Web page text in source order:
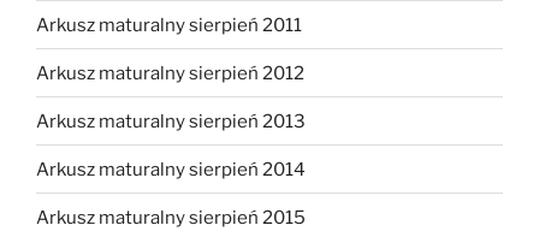
Arkusz maturalny sierpień 2011
Arkusz maturalny sierpień 2012
Arkusz maturalny sierpień 2013
Arkusz maturalny sierpień 2014
Arkusz maturalny sierpień 2015